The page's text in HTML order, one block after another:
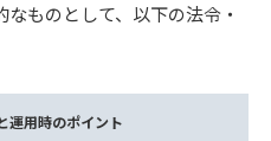
ものとして、以下の法令・
運用時のポイント